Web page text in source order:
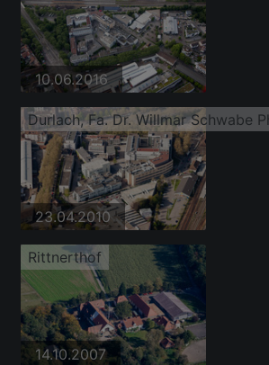
10.06.2016
Durlach, Fa. Dr. Willmar Schwabe
23.04.2010
Rittnerthof
14.10.2007